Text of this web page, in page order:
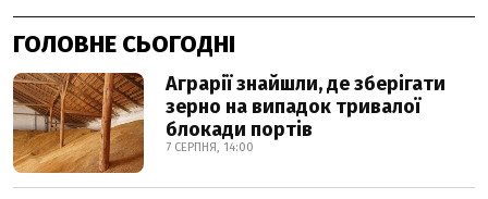
ГОЛОВНЕ СЬОГОДНІ
Аграрії знайшли, де зберігати
зерно на випадок тривалої
блокади портів
7 СЕРПНЯ, 14:00